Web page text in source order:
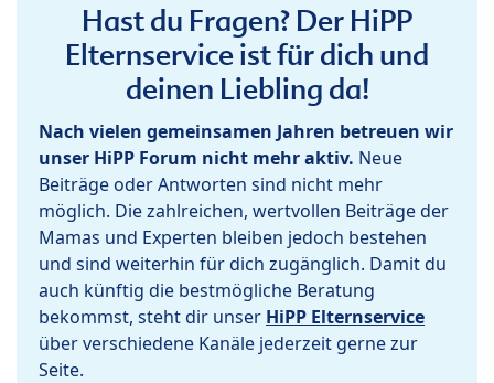
Hast du Fragen? Der HiPP
Elternservice ist für dich und
deinen Liebling da!
Nach vielen gemeinsamen Jahren betreuen wir
unser HiPP Forum nicht mehr aktiv. Neue
Beiträge oder Antworten sind nicht mehr
möglich. Die zahlreichen, wertvollen Beiträge der
Mamas und Experten bleiben jedoch bestehen
und sind weiterhin für dich zugänglich. Damit du
auch künftig die bestmögliche Beratung
bekommst, steht dir unser HiPP Elternservice
über verschiedene Kanäle jederzeit gerne zur
Seite.